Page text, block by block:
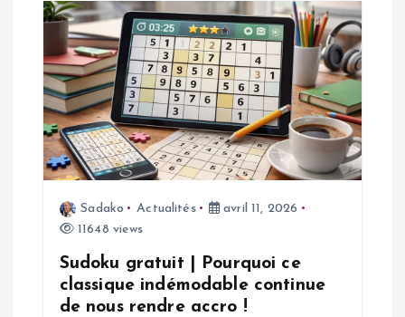
t
o
n
Sadako Actualités
avril 11, 2026
11648 views
Sudoku gratuit | Pourquoi ce
classique indémodable continue
de nous rendre accro !